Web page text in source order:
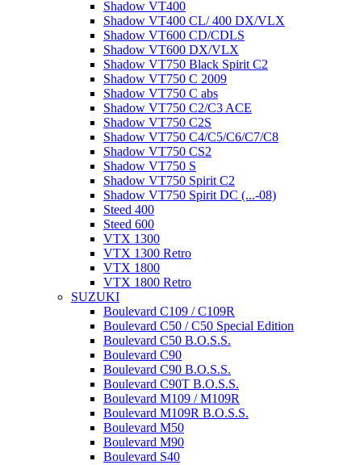
Shadow VT400
Shadow VT400 CL/ 400 DX/VLX
Shadow VT600 CD/CDLS
Shadow VT600 DX/VLX
Shadow VT750 Black Spirit C2
Shadow VT750 C 2009
Shadow VT750 C abs
Shadow VT750 C2/C3 ACE
Shadow VT750 C2S
Shadow VT750 C4/C5/C6/C7/C8
Shadow VT750 CS2
Shadow VT750 S
Shadow VT750 Spirit C2
Shadow VT750 Spirit DC (...-08)
Steed 400
Steed 600
VTX 1300
VTX 1300 Retro
VTX 1800
VTX 1800 Retro
SUZUKI
Boulevard C109 / C109R
Boulevard C50 / C50 Special Edition
Boulevard C50 B.O.S.S.
Boulevard C90
Boulevard C90 B.O.S.S.
Boulevard C90T B.O.S.S.
Boulevard M109 / M109R
Boulevard M109R B.O.S.S.
Boulevard M50
Boulevard M90
Boulevard S40